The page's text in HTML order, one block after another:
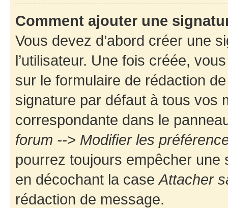
Comment ajouter une
Vous devez d’abord créer une
l’utilisateur. Une fois créée,
sur le formulaire de rédaction
signature par défaut à tous vos
correspondante dans le
forum --> Modifier les
pourrez toujours empêcher une
en décochant la caseAttacher
rédaction de message.